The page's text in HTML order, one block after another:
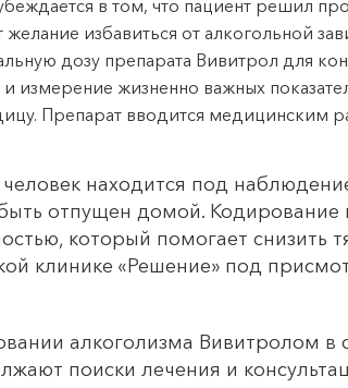
в том, что пациент решил
избавиться от алкогольной
дозу препарата Вивитрол для
жизненно важных
Препарат вводится медицинским
находится под
отпущен домой.
который помогает снизить
клинике «Решение» под
алкоголизма Вивитролом в
поиски лечения и